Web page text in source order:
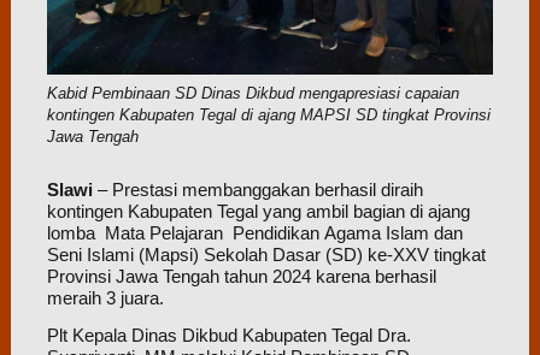
Kabid Pembinaan SD Dinas Dikbud mengapresiasi capaian
kontingen Kabupaten Tegal di ajang MAPSI SD tingkat Provinsi
Jawa Tengah
Slawi– Prestasi membanggakan berhasil diraih
kontingen Kabupaten Tegal yang ambil bagian di ajang
lomba Mata Pelajaran Pendidikan Agama Islam dan
Seni Islami (Mapsi) Sekolah Dasar (SD) ke-XXV tingkat
Provinsi Jawa Tengah tahun 2024 karena berhasil
meraih 3 juara.
Plt Kepala Dinas Dikbud Kabupaten Tegal Dra.